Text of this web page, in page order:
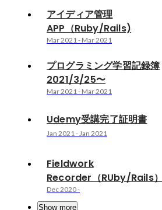
アイディア管理
APP（Ruby/Rails)
Mar 2021- Mar 2021
プログラミング学習記録簿
2021/3/25〜
Mar 2021- Mar 2021
Udemy受講完了証明書
Jan 2021-Jan 2021
Fieldwork
Recorder（RUby/Rails）
Dec 2020-
Show more